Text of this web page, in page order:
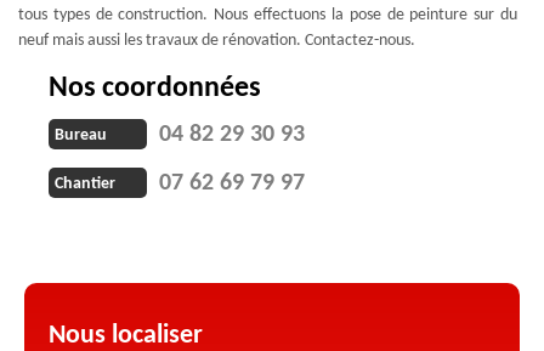
tous types de construction. Nous effectuons la pose de peinture sur du
neuf mais aussi les travaux de rénovation. Contactez-nous.
Nos coordonnées
Bureau 04 82 29 30 93
Chantier 07 62 69 79 97
Nous localiser